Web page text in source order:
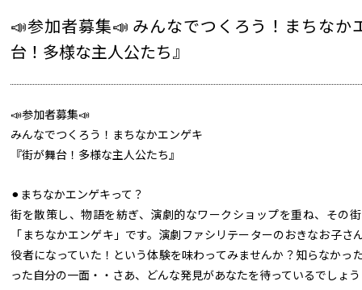
📣参加者募集📣 みんなでつくろう！まちなか
台！多様な主人公たち』
📣参加者募集📣
みんなでつくろう！まちなかエンゲキ
『街が舞台！多様な主人公たち』
⚫︎まちなかエンゲキって？
街を散策し、物語を紡ぎ、演劇的なワークショップを重ね、その
「まちなかエンゲキ」です。演劇ファシリテーターのおきなお子さ
役者になっていた！という体験を味わってみませんか？知らなかっ
った自分の一面・・さあ、どんな発見があなたを待っているでしょ